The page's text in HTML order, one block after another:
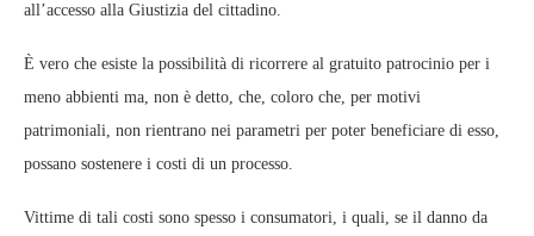
all’accesso alla Giustizia del cittadino.
È vero che esiste la possibilità di ricorrere al gratuito patrocinio per i
meno abbienti ma, non è detto, che, coloro che, per motivi
patrimoniali, non rientrano nei parametri per poter beneficiare di esso,
possano sostenere i costi di un processo.
Vittime di tali costi sono spesso i consumatori, i quali, se il danno da